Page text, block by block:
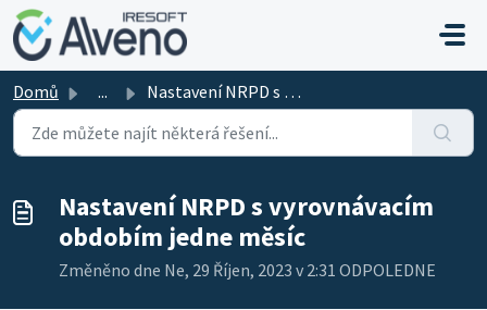
Přeskočit na hlavní obsah
Domů ... Nastavení NRPD s vyrovnávacím obdobím jedne měsíc
Nastavení NRPD s vyrovnávacím
obdobím jedne měsíc
Změněno dne Ne, 29 Říjen, 2023 v 2:31 ODPOLEDNE